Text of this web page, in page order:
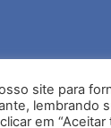
site para
lembrando
em “Aceitar